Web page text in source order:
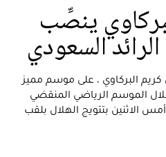
ينصِّب
السعودي
البركاوي ، على موسم مميز
الموسم الرياضي المنقضي
يوم أمس الاثنين بتتويج الهلال بلقب